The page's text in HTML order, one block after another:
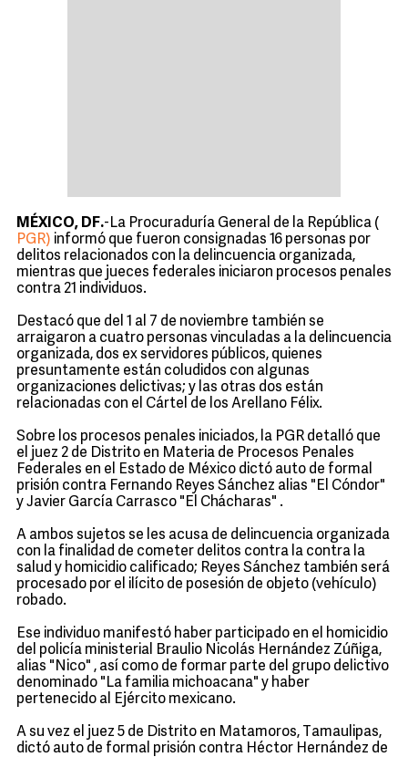
MÉXICO, DF.-La Procuraduría General de la República (
PGR) informó que fueron consignadas 16 personas por
delitos relacionados con la delincuencia organizada,
mientras que jueces federales iniciaron procesos penales
contra 21 individuos.
Destacó que del 1 al 7 de noviembre también se
arraigaron a cuatro personas vinculadas a la delincuencia
organizada, dos ex servidores públicos, quienes
presuntamente están coludidos con algunas
organizaciones delictivas; y las otras dos están
relacionadas con el Cártel de los Arellano Félix.
Sobre los procesos penales iniciados, la PGR detalló que
el juez 2 de Distrito en Materia de Procesos Penales
Federales en el Estado de México dictó auto de formal
prisión contra Fernando Reyes Sánchez alias "El Cóndor"
y Javier García Carrasco "El Chácharas" .
A ambos sujetos se les acusa de delincuencia organizada
con la finalidad de cometer delitos contra la contra la
salud y homicidio calificado; Reyes Sánchez también será
procesado por el ilícito de posesión de objeto (vehículo)
robado.
Ese individuo manifestó haber participado en el homicidio
del policía ministerial Braulio Nicolás Hernández Zúñiga,
alias "Nico" , así como de formar parte del grupo delictivo
denominado "La familia michoacana" y haber
pertenecido al Ejército mexicano.
A su vez el juez 5 de Distrito en Matamoros, Tamaulipas,
dictó auto de formal prisión contra Héctor Hernández de